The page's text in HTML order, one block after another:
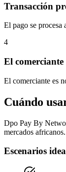
Transacción
El pago se procesa
4
El
El comerciante es
Cuándo
Dpo Pay By
mercados africanos.
Escenarios